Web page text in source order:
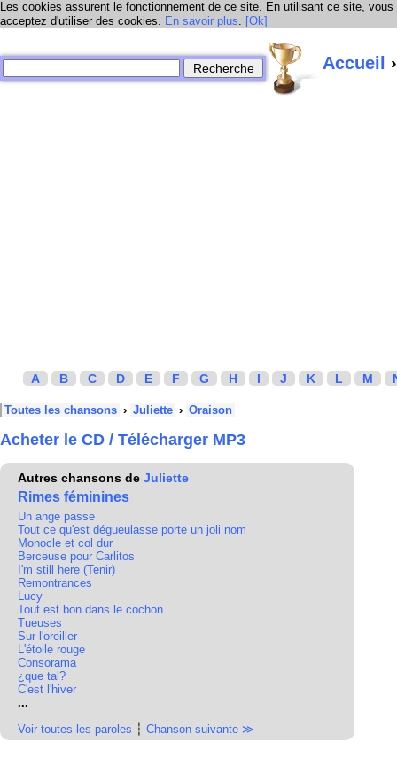
Les cookies assurent le fonctionnement de ce site. En utilisant ce site, vous
acceptez d'utiliser des cookies. En savoir plus. [Ok]
Accueil
A B C D E F G H I J K L M
Toutes les chansons › Juliette › Oraison
Acheter le CD / Télécharger MP3
Autres chansons de Juliette
Rimes féminines
Un ange passe
Tout ce qu'est dégueulasse porte un joli nom
Monocle et col dur
Berceuse pour Carlitos
I'm still here (Tenir)
Remontrances
Lucy
Tout est bon dans le cochon
Tueuses
Sur l'oreiller
L'étoile rouge
Consorama
¿que tal?
C'est l'hiver
...
Voir toutes les paroles ┆ Chanson suivante ≫